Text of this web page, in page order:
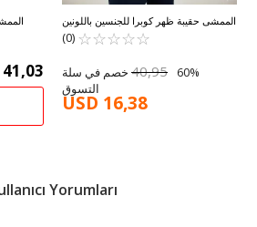
الممشى حقيبة ظهر كوبرا للجنسين باللونين
الأبيض والأسود
☆
☆
☆
☆
☆ ★
★
★
★
★
(0)
40,95 60% خصم في سلة
التسوق
USD 16,38
41,03
Yorumları